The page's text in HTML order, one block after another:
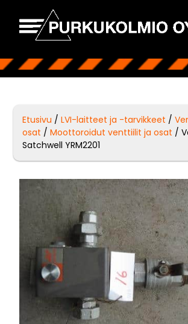
Etusivu /LVI-laitteet ja -tarvikkeet /
osat /Moottoroidut venttiilit ja osat /
Satchwell YRM2201